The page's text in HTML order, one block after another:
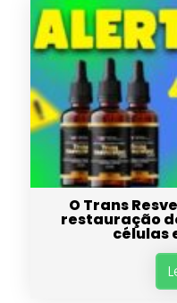
O Trans
restauração
células